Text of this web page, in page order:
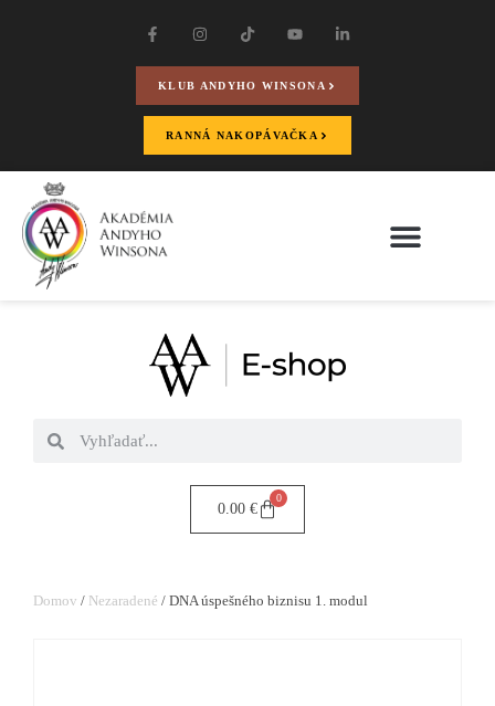
KLUB ANDYHO WINSONA
RANNÁ NAKOPÁVAČKA
0.00 €
0
Domov / Nezaradené / DNA úspešného biznisu 1. modul